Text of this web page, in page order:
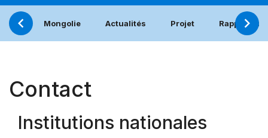
Mongolie Actualités Projet Rapport
Contact
Institutions nationales